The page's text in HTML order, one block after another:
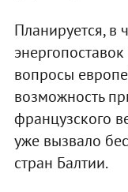
Планируется, в
вопросы
возможность
французского
уже вызвало
стран Балтии.